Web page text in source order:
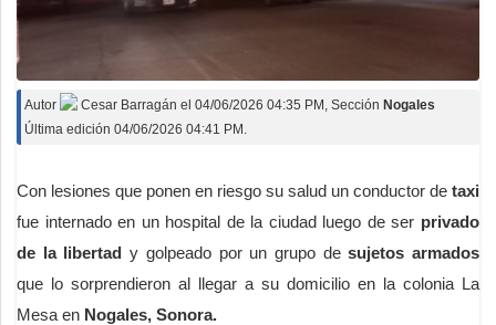
Autor Cesar Barragán el 04/06/2026 04:35 PM , Sección Nogales
Última edición 04/06/2026 04:41 PM.
Con lesiones que ponen en riesgo su salud un conductor de taxi
fue internado en un hospital de la ciudad luego de ser privado
de la libertad y golpeado por un grupo desujetos armados
que lo sorprendieron al llegar a su domicilio en la colonia La
Mesa en Nogales, Sonora.